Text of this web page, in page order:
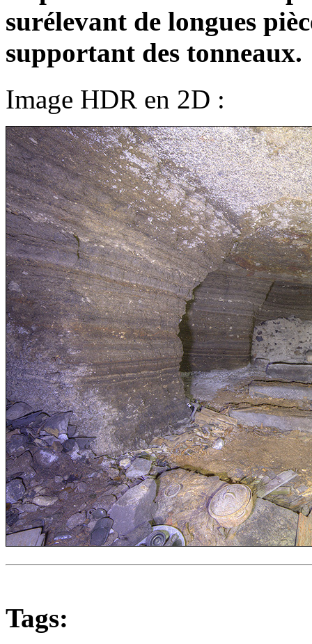
surélevant de longues
supportant des tonneaux.
Image HDR en 2D :
Tags: